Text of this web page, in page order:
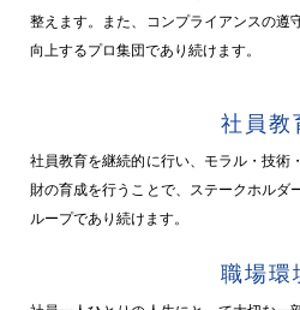
整えます。また、コンプライアンスの遵
向上するプロ集団であり続けます。
社員教
社員教育を継続的に行い、モラル・技術
財の育成を行うことで、ステークホルダ
ループであり続けます。
職場環